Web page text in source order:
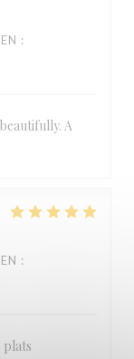
:
A
:
plats